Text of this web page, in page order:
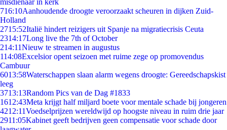
misdienaar in kerk
716:10Aanhoudende droogte veroorzaakt scheuren in dijken Zuid-
Holland
2715:52Italië hindert reizigers uit Spanje na migratiecrisis Ceuta
2314:17Long live the 7th of October
214:11Nieuw te streamen in augustus
114:08Excelsior opent seizoen met ruime zege op promovendus
Cambuur
6013:58Waterschappen slaan alarm wegens droogte: Gereedschapskist
leeg
3713:13Random Pics van de Dag #1833
1612:43Meta krijgt half miljard boete voor mentale schade bij jongeren
4212:11Voedselprijzen wereldwijd op hoogste niveau in ruim drie jaar
2911:05Kabinet geeft bedrijven geen compensatie voor schade door